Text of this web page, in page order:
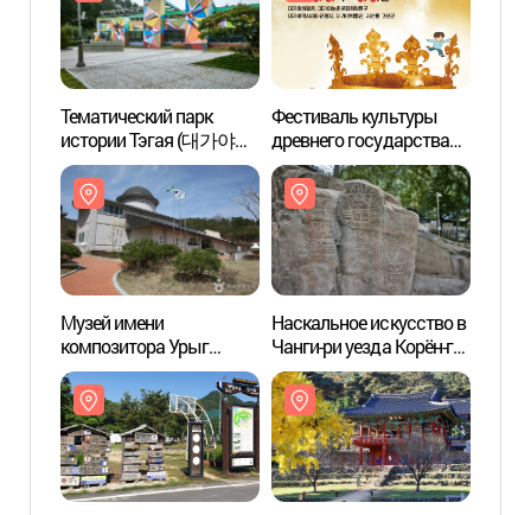
Тематический парк
истории Тэгая (대가야
역사테마관광지)
Фестиваль культуры
древнего государства
Тэгая (대가야체험축제)
Музей имени
композитора Урыг
(우륵박물관)
Наскальное искусство в
Чанги-ри уезда Корён-гун
(고령 장기리 암각화)